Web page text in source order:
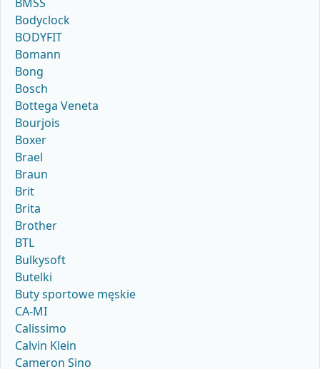
Bodyclock
BODYFIT
Bomann
Bong
Bosch
Bottega Veneta
Bourjois
Boxer
Brael
Braun
Brit
Brita
Brother
BTL
Bulkysoft
Butelki
Buty sportowe męskie
CA-MI
Calissimo
Calvin Klein
Cameron Sino